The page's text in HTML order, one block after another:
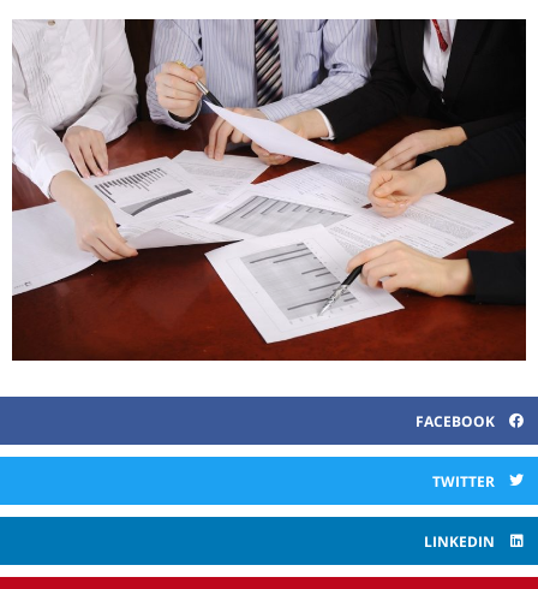
FACEBOOK
TWITTER
LINKEDIN